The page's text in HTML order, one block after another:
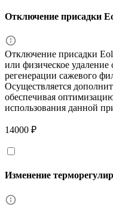
Отключение присадки
Отключение присадки
или физическое
регенерации сажевого
Осуществляется
обеспечивая
использования данной
14000 ₽
Изменение